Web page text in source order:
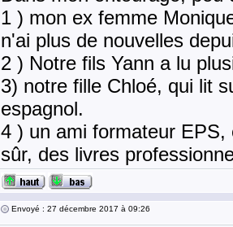
1 ) mon ex femme
n'ai plus de nouvelles
2 ) Notre fils Yann a lu
3) notre fille Chloé, qui lit
espagnol.
4 ) un ami formateur
sûr, des livres
Envoyé : 27 décembre 2017 à 09:26